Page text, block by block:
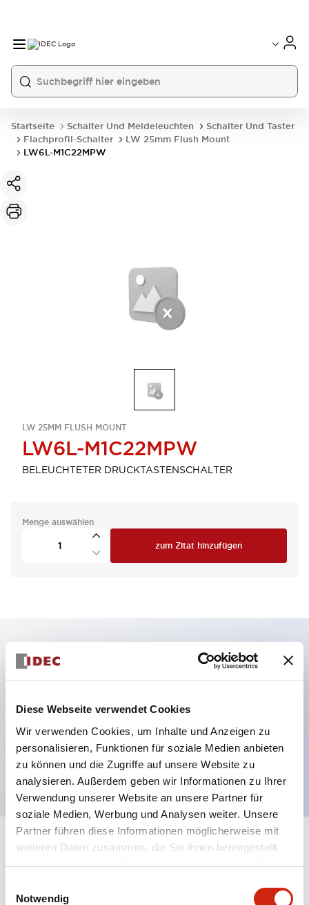
Diese Webseite verwendet Cookies
Wir verwenden Cookies, um Inhalte und Anzeigen zu
personalisieren, Funktionen für soziale Medien anbieten
zu können und die Zugriffe auf unsere Website zu
analysieren. Außerdem geben wir Informationen zu Ihrer
Verwendung unserer Website an unsere Partner für
soziale Medien, Werbung und Analysen weiter. Unsere
Partner führen diese Informationen möglicherweise mit
weiteren Daten zusammen, die Sie ihnen bereitgestellt
haben oder die sie im Rahmen Ihrer Nutzung der Dienste
Notwendig
Startseite Schalter Und Meldeleuchten
Schalter Und Taster
Flachprofil-Schalter
LW 25mm Flush Mount
LW6L-M1C22MPW
LW 25MM FLUSH MOUNT
LW6L-M1C22MPW
BELEUCHTETER DRUCKTASTENSCHALTER
Menge auswählen
zum Zitat hinzufügen
Hauptmerkmale
Mehrfachbefestigung möglich
eine hochsichere Stiftzuhaltungsstruktur
Schutzart IP65 (IEC60529)
Spezifikationen Alle erweitern